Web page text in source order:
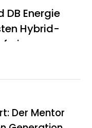
DB Energie
Hybrid-
im
Der Mentor